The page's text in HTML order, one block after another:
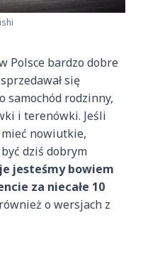
Polsce bardzo dobre
się
samochód rodzinny,
i terenówki. Jeśli
nowiutkie,
dziś dobrym
jesteśmy bowiem
za niecałe 10
o wersjach z